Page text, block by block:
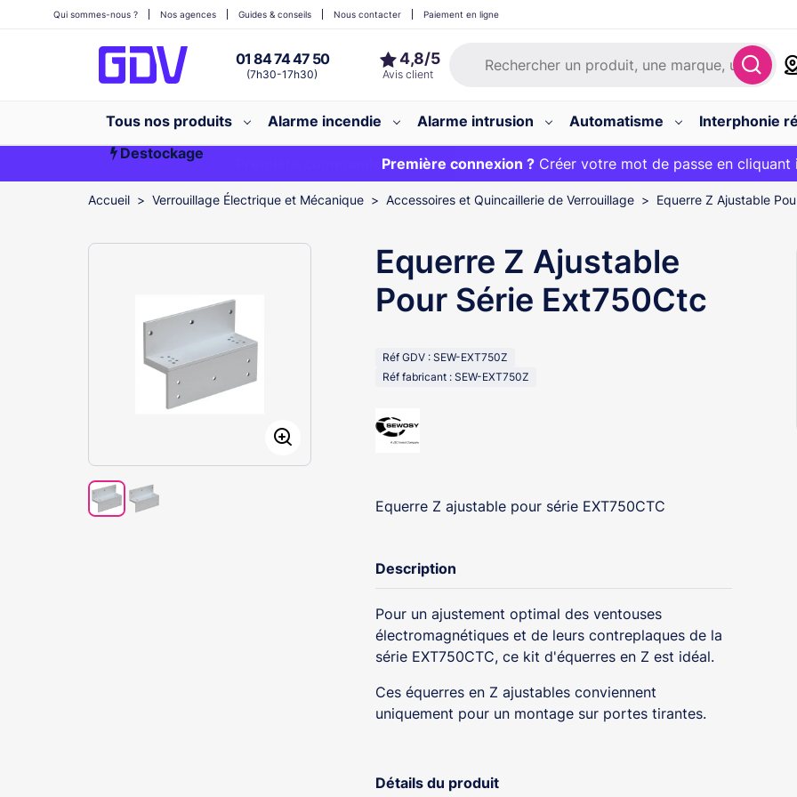
01 84 74 47 50
(7h30-17h30)
Qui sommes-nous ? Nos agences Guides & conseils Nous contacter Paiement en ligne
Tous nos produits Alarme incendie Alarme intrusion Automatisme
Interphonie
Destockage
Première commande ?20€ OFFERT sur votre panier et livraison 24/48h gratuite
Première connexion ?Créer votre mot de passe en
EXCLU WEB :
Accueil Verrouillage Électrique et Mécanique Accessoires et Quincaillerie de Verrouillage Equerre Z Ajustable
Equerre Z Ajustable
Pour Série Ext750Ctc
Réf GDV : SEW-EXT750Z
Réf fabricant : SEW-EXT750Z
Equerre Z ajustable pour série EXT750CTC
Description
Pour un ajustement optimal des ventouses
électromagnétiques et de leurs contreplaques de la
série EXT750CTC, ce kit d'équerres en Z est idéal.
Ces équerres en Z ajustables conviennent
uniquement pour un montage sur portes tirantes.
Détails du produit